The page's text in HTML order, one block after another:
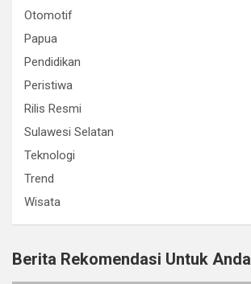
Otomotif
Papua
Pendidikan
Peristiwa
Rilis Resmi
Sulawesi Selatan
Teknologi
Trend
Wisata
Berita Rekomendasi Untuk Anda